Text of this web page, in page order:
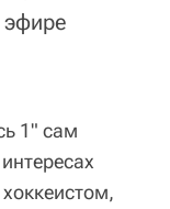
1" сам